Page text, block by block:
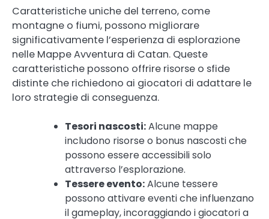
Caratteristiche uniche del terreno, come
montagne o fiumi, possono migliorare
significativamente l’esperienza di esplorazione
nelle Mappe Avventura di Catan. Queste
caratteristiche possono offrire risorse o sfide
distinte che richiedono ai giocatori di adattare le
loro strategie di conseguenza.
Tesori nascosti:Alcune mappe
includono risorse o bonus nascosti che
possono essere accessibili solo
attraverso l’esplorazione.
Tessere evento:Alcune tessere
possono attivare eventi che influenzano
il gameplay, incoraggiando i giocatori a